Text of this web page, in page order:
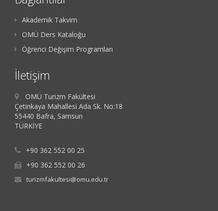
Akademik Takvim
OMÜ Ders Kataloğu
Öğrenci Değişim Programları
İletişim
OMÜ Turizm Fakültesi
Çetinkaya Mahallesi Ada Sk. No:18
55440 Bafra, Samsun
TÜRKİYE
+90 362 552 00 25
+90 362 552 00 26
turizmfakultesi@omu.edu.tr